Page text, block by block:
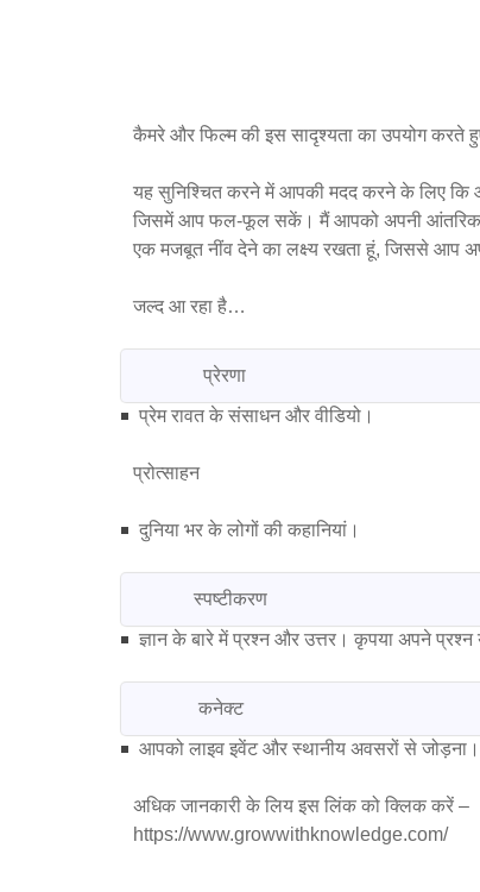
कैमरे और फिल्म की इस सादृश्यता का उपयोग करते
यह सुनिश्चित करने में आपकी मदद करने के लिए कि
जिसमें आप फल-फूल सकें। मैं आपको अपनी आंतरिक
एक मजबूत नींव देने का लक्ष्य रखता हूं, जिससे आप
जल्द आ रहा है…
                प्रेरणा
प्रेम रावत के संसाधन और वीडियो।
प्रोत्साहन
दुनिया भर के लोगों की कहानियां।
              स्पष्टीकरण
ज्ञान के बारे में प्रश्न और उत्तर। कृपया अपने प्रश्न
               कनेक्ट
आपको लाइव इवेंट और स्थानीय अवसरों से जोड़ना।
अधिक जानकारी के लिय इस लिंक को क्लिक करें –
https://www.growwithknowledge.com/